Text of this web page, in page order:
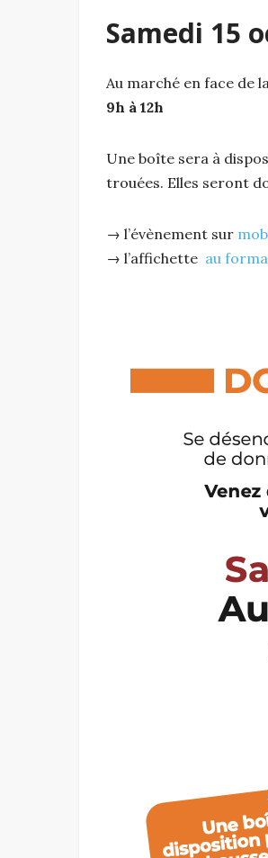
Samedi 15
Au marché en face de
9h à 12h
Une boîte sera à
trouées. Elles seront
→ l’évènement sur
→ l’affichette au